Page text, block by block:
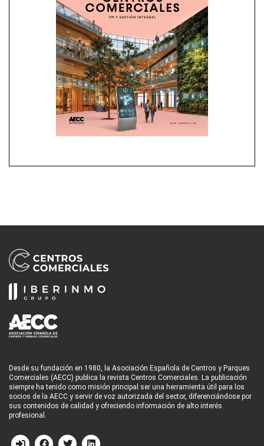
Desde su fundación en 1980, la Asociación Española de Centros y Parques
Comerciales (AECC) publica la revista Centros Comerciales. La publicación
siempre ha tenido como misión principal ser una herramienta útil para los
socios de la AECC y servir de voz autorizada del sector, diferenciándose por
sus contenidos de calidad y ofreciendo información de alto interés
profesional.